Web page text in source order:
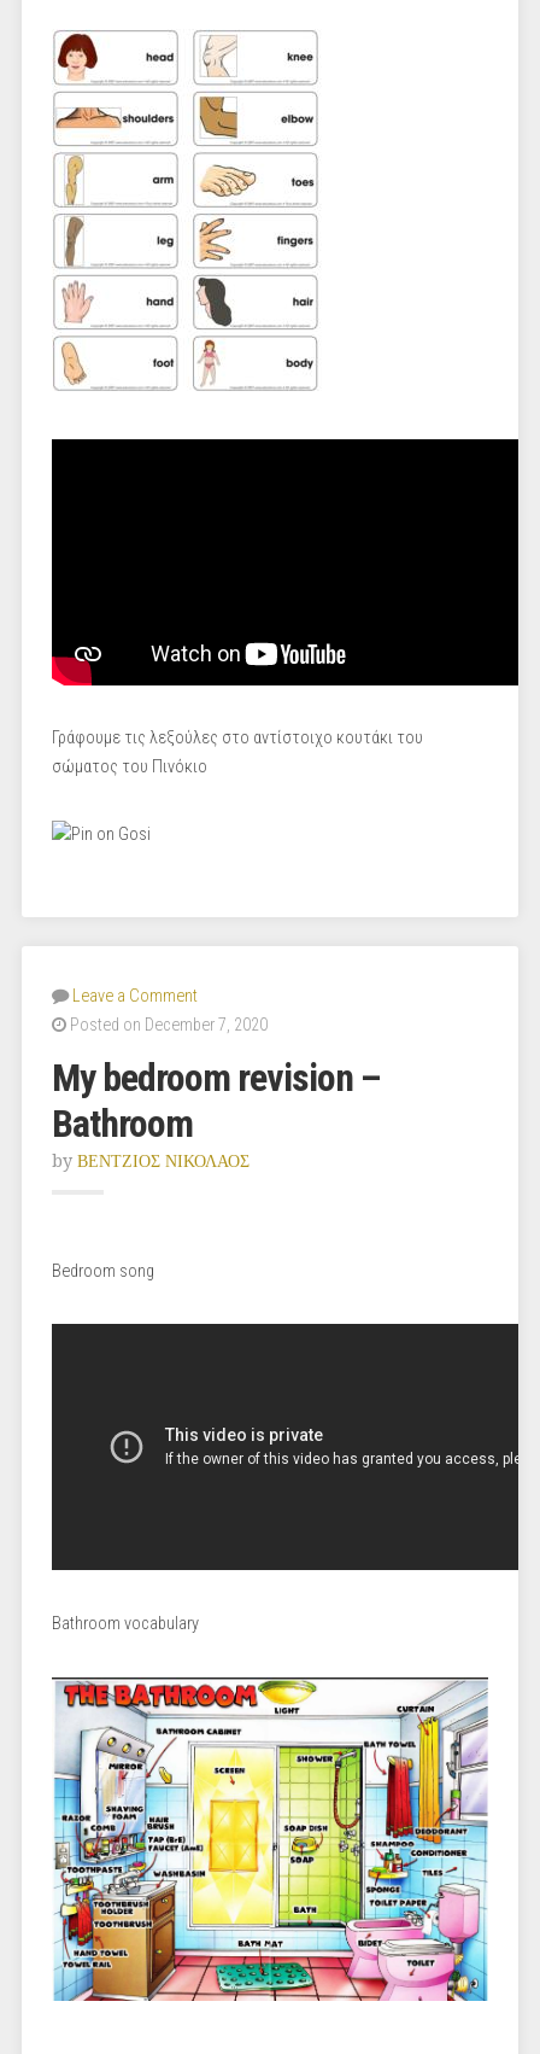
Γράφουμε τις λεξούλες στο αντίστοιχο κουτάκι του
σώματος του Πινόκιο
Leave a Comment
Posted on December 7, 2020
My bedroom revision –
Bathroom
by ΒΕΝΤΖΙΟΣ ΝΙΚΟΛΑΟΣ
Bedroom song
Bathroom vocabulary